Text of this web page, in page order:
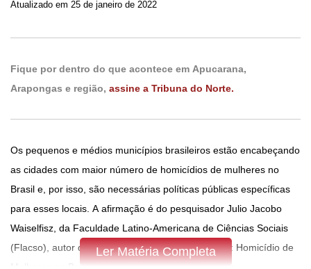
Atualizado em 25 de janeiro de 2022
Fique por dentro do que acontece em Apucarana,
Arapongas e região, assine a Tribuna do Norte.
Os pequenos e médios municípios brasileiros estão encabeçando
as cidades com maior número de homicídios de mulheres no
Brasil e, por isso, são necessárias políticas públicas específicas
para esses locais. A afirmação é do pesquisador Julio Jacobo
Waiselfisz, da Faculdade Latino-Americana de Ciências Sociais
(Flacso), autor do estudo Mapa da Violência 2015: Homicídio de
Ler Matéria Completa